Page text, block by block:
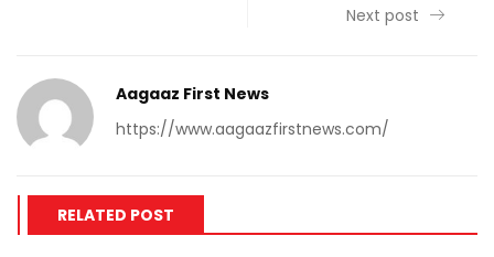
Next post
Aagaaz First News
https://www.aagaazfirstnews.com/
RELATED POST